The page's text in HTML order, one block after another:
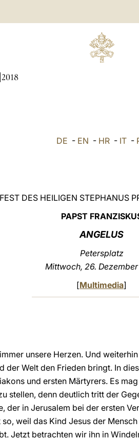
2018
DE - EN - HR - IT -
FEST DES HEILIGEN STEPHANUS
PAPST
ANGELUS
Petersplatz
Mittwoch, 26.
[Multimedia]
unsere Herzen. Und
der Welt den Frieden bringt. In
und ersten Märtyrers. Es
stellen, denn deutlich tritt der
der in Jerusalem bei der ersten
weil das Kind Jesus der
Jetzt betrachten wir ihn in